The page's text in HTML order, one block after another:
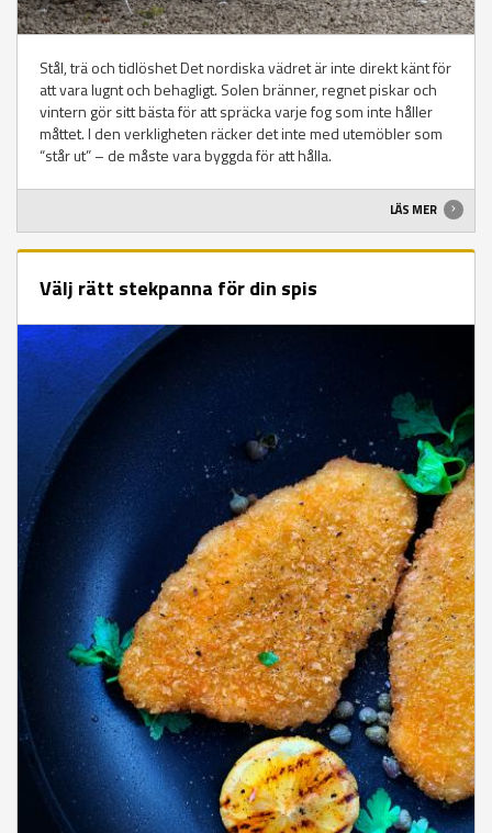
Stål, trä och tidlöshet Det nordiska vädret är inte direkt känt för
att vara lugnt och behagligt. Solen bränner, regnet piskar och
vintern gör sitt bästa för att spräcka varje fog som inte håller
måttet. I den verkligheten räcker det inte med utemöbler som
“står ut” – de måste vara byggda för att hålla.
LÄS MER
Välj rätt stekpanna för din spis